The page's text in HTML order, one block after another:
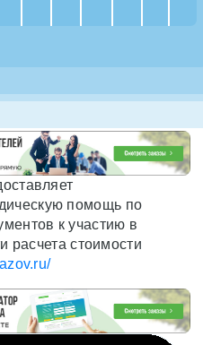
помощь по
к участию в
расчета стоимости